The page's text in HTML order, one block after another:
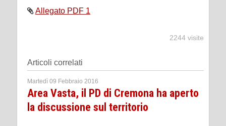
Allegato PDF 1
2244 visite
Articoli correlati
Martedì 09 Febbraio 2016
Area Vasta, il PD di Cremona ha aperto
la discussione sul territorio